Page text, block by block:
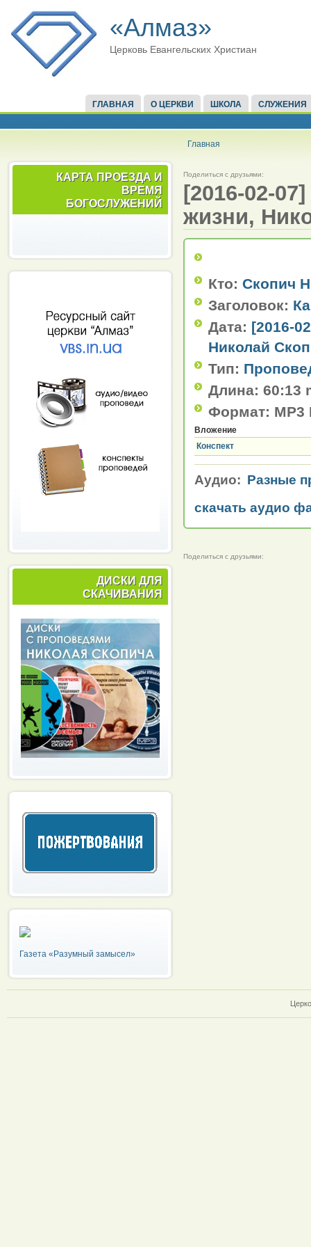
«Алмаз»
Церковь Евангельских Христиан
ГЛАВНАЯ О ЦЕРКВИ ШКОЛА СЛУЖЕНИЯ
Главная
КАРТА ПРОЕЗДА И
ВРЕМЯ
БОГОСЛУЖЕНИЙ
ДИСКИ ДЛЯ
СКАЧИВАНИЯ
Газета «Разумный замысел»
Поделиться с друзьями:
[2016-02-
жизни,
Кто: Скопич
Заголовок:
Дата: [2016-
Николай
Тип:
Длина: 60:13
Формат: MP3
Вложение
Конспект
Аудио: Разные
скачать аудио
Поделиться с друзьями: